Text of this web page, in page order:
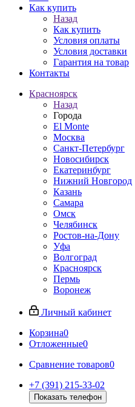
Как купить
Назад
Как купить
Условия оплаты
Условия доставки
Гарантия на товар
Контакты
Красноярск
Назад
Города
El Monte
Москва
Санкт-Петербург
Новосибирск
Екатеринбург
Нижний Новгород
Казань
Самара
Омск
Челябинск
Ростов-на-Дону
Уфа
Волгоград
Красноярск
Пермь
Воронеж
Личный кабинет
Корзина0
Отложенные0
Сравнение товаров0
+7 (391) 215-33-02
Показать телефон